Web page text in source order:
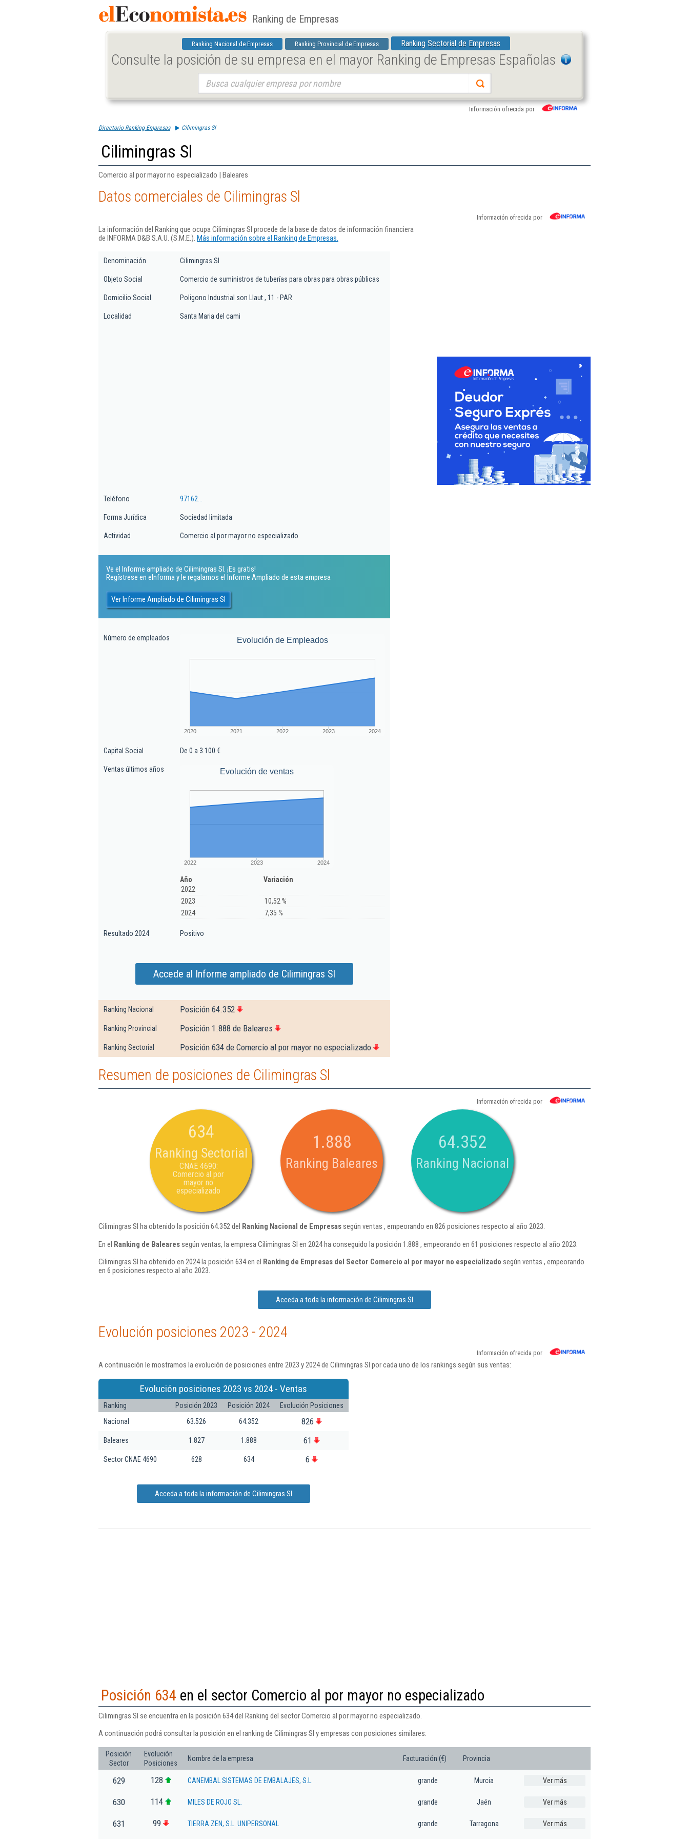
Ranking de Empresas
Ranking Nacional de Empresas Ranking Provincial de Empresas Ranking Sectorial de Empresas
Consulte la posición de su empresa en el mayor Ranking de Empresas Españolas
Información ofrecida por
Directorio Ranking Empresas Cilimingras Sl
Cilimingras Sl
Comercio al por mayor no especializado | Baleares
Datos comerciales de Cilimingras Sl
Información ofrecida por
La información del Ranking que ocupa Cilimingras Sl procede de la base de datos de información financiera
de INFORMA D&B S.A.U. (S.M.E.). Más información sobre el Ranking de Empresas.
Denominación Cilimingras Sl
Objeto Social Comercio de suministros de tuberías para obras para obras públicas
Domicilio Social Poligono Industrial son Llaut , 11 - PAR
Localidad Santa Maria del cami
Teléfono 97162...
Forma Jurídica Sociedad limitada
Actividad Comercio al por mayor no especializado
Ve el Informe ampliado de Cilimingras Sl. ¡Es gratis!
Regístrese en eInforma y le regalamos el Informe Ampliado de esta empresa
Ver Informe Ampliado de Cilimingras Sl
Número de empleados Evolución de Empleados
2020 2021 2022 2023 2024
Capital Social De 0 a 3.100 €
Ventas últimos años Evolución de ventas
2022 2023 2024
Año
Variación
2022
2023
10,52 %
2024
7,35 %
Resultado 2024 Positivo
Accede al Informe ampliado de Cilimingras Sl
Ranking Nacional Posición 64.352
Ranking Provincial Posición 1.888 de Baleares
Ranking Sectorial Posición 634 de Comercio al por mayor no especializado
Resumen de posiciones de Cilimingras Sl
Información ofrecida por
634
Ranking Sectorial
CNAE 4690:
Comercio al por
mayor no
especializado
1.888
Ranking Baleares
64.352
Ranking Nacional
Cilimingras Sl ha obtenido la posición 64.352 del Ranking Nacional de Empresassegún ventas , empeorando en 826 posiciones respecto al año 2023.
En el Ranking de Balearessegún ventas, la empresa Cilimingras Sl en 2024 ha conseguido la posición 1.888 , empeorando en 61 posiciones respecto al año 2023.
Cilimingras Sl ha obtenido en 2024 la posición 634 en el Ranking de Empresas del Sector Comercio al por mayor no especializado según ventas , empeorando
en 6 posiciones respecto al año 2023.
Acceda a toda la información de Cilimingras Sl
Evolución posiciones 2023 - 2024
Información ofrecida por
A continuación le mostramos la evolución de posiciones entre 2023 y 2024 de Cilimingras Sl por cada uno de los rankings según sus ventas:
Evolución posiciones 2023 vs 2024 - Ventas
Ranking Posición 2023 Posición 2024
Evolución Posiciones
Nacional
63.526 64.352 826
Baleares 1.827 1.888 61
Sector CNAE 4690 628 634 6
Acceda a toda la información de Cilimingras Sl
Posición 634 en el sector Comercio al por mayor no especializado
Cilimingras Sl se encuentra en la posición 634 del Ranking del sector Comercio al por mayor no especializado.
A continuación podrá consultar la posición en el ranking de Cilimingras Sl y empresas con posiciones similares:
Posición
Sector
Evolución
Posiciones
Nombre de la empresa Facturación (€) Provincia
629 128 CANEMBAL SISTEMAS DE EMBALAJES, S.L. grande Murcia Ver más
630 114 MILES DE ROJO SL. grande Jaén Ver más
631 99 TIERRA ZEN, S.L. UNIPERSONAL grande Tarragona Ver más